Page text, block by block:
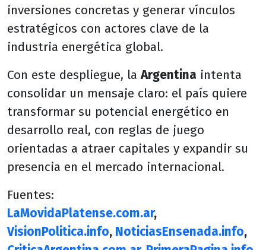
inversiones concretas y generar vínculos
estratégicos con actores clave de la
industria energética global.
Con este despliegue, laArgentina intenta
consolidar un mensaje claro: el país quiere
transformar su potencial energético en
desarrollo real, con reglas de juego
orientadas a atraer capitales y expandir su
presencia en el mercado internacional.
Fuentes:
LaMovidaPlatense.com.ar,
VisionPolitica.info, NoticiasEnsenada.info,